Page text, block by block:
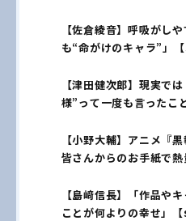
【佐倉綾音】呼吸がし
も“命がけのキャラ”」
【津田健次郎】現実で
様”って一度も言ったこ
【小野大輔】アニメ『
皆さんからのお手紙で熱
【島﨑信長】「作品や
ことが何よりの幸せ」